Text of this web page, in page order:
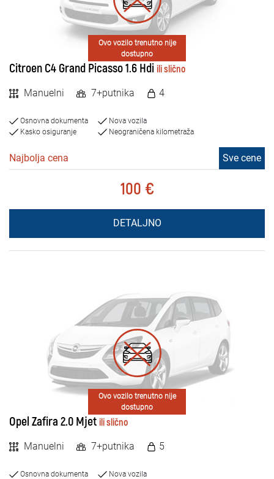
Ovo vozilo trenutno nije
dostupno
Citroen C4 Grand Picasso 1.6 Hdi ili slično
Manuelni 7+putnika 4
Osnovna dokumenta
Kasko osiguranje
Nova vozila
Neograničena kilometraža
Najbolja cena Sve cene
100 €
DETALJNO
Ovo vozilo trenutno nije
dostupno
Opel Zafira 2.0 Mjet ili slično
Manuelni 7+putnika 5
Osnovna dokumenta
Nova vozila